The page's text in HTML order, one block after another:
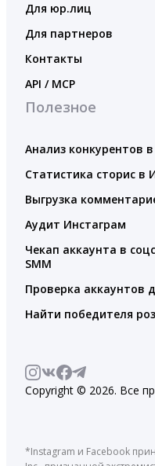
Для юр.лиц
Для партнеров
Контакты
API / MCP
Полезное
Анализ конкурентов
Статистика сторис в
Выгрузка
Аудит Инстаграм
Чекап аккаунта в
SMM
Проверка аккаунтов
Найти победителя
Copyright © 2026. Все
*Instagram и Facebook